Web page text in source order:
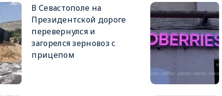
В Севастополе на
Президентской дороге
перевернулся и
загорелся зерновоз с
прицепом